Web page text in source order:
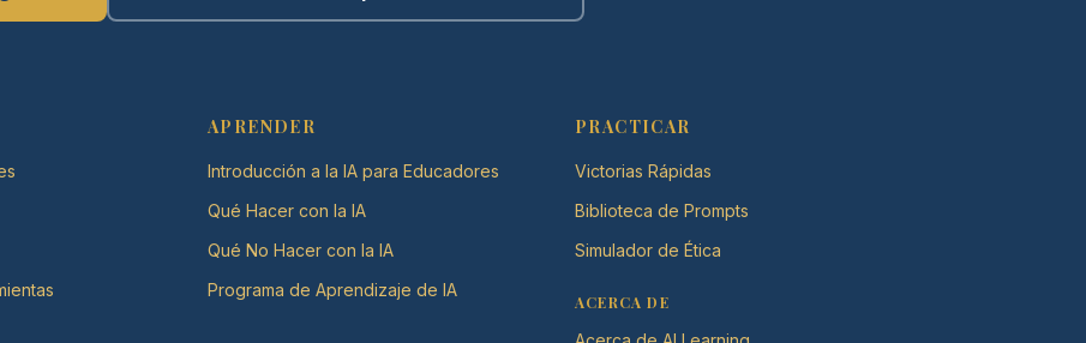
APRENDER
Introducción a la IA para Educadores
Qué Hacer con la IA
Qué No Hacer con la IA
Programa de Aprendizaje de IA
PRACTICAR
Victorias Rápidas
Biblioteca de Prompts
Simulador de Ética
ACERCA DE